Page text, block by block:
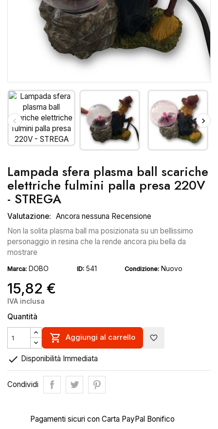
Lampada sfera plasma ball scariche
elettriche fulmini palla presa 220V
- STREGA
Valutazione: Ancora nessuna Recensione
Non la solita plasma ball ma posizionata su un bellissimo
personaggio in resina che la rende ancora piu bella da
mostrare
Marca: DOBO ID: 541 Condizione: Nuovo
15,82 €
IVA inclusa
Quantità
 Aggiungi al carrello favorite_border
 Disponibilità Immediata
Condividi
Pagamenti sicuri con Carta PayPal Bonifico